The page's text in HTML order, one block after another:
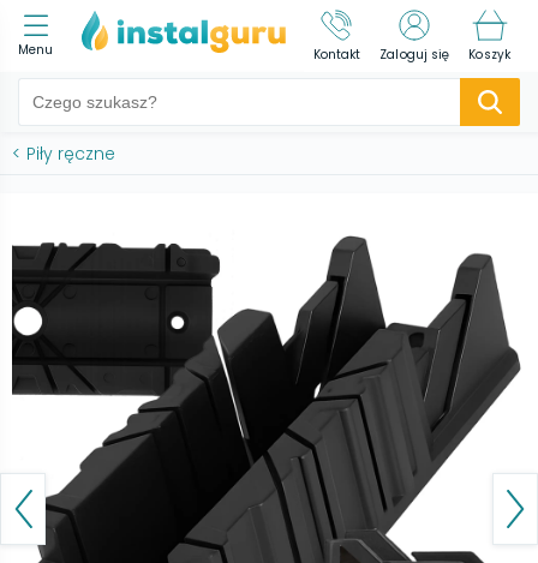
Menu Kontakt Zaloguj się Koszyk
< Piły ręczne